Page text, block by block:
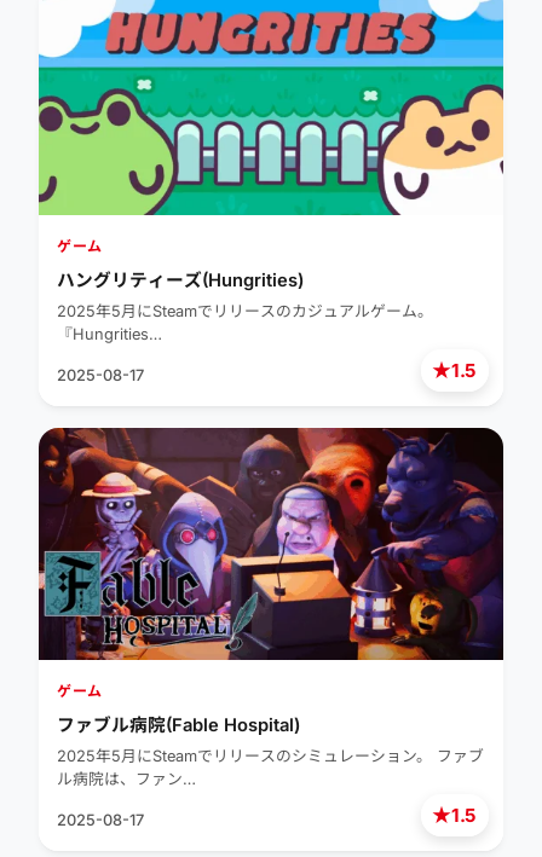
★1.5
ゲーム
ハングリティーズ(Hungrities)
2025年5月にSteamでリリースのカジュアルゲーム。
『Hungrities…
2025-08-17
★1.5
ゲーム
ファブル病院(Fable Hospital)
2025年5月にSteamでリリースのシミュレーション。 ファブ
ル病院は、ファン…
2025-08-17